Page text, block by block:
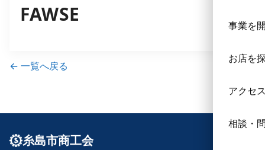
事業を
お店を
アクセ
相談・
FAWSE
← 一覧へ戻る
糸島市商工会